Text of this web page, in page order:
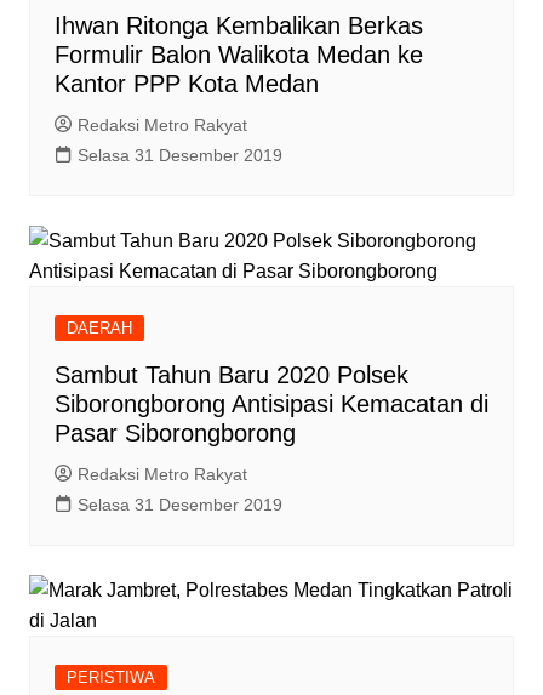
Ihwan Ritonga Kembalikan Berkas
Formulir Balon Walikota Medan ke
Kantor PPP Kota Medan
Redaksi Metro Rakyat
Selasa 31 Desember 2019
DAERAH
Sambut Tahun Baru 2020 Polsek
Siborongborong Antisipasi Kemacatan di
Pasar Siborongborong
Redaksi Metro Rakyat
Selasa 31 Desember 2019
PERISTIWA